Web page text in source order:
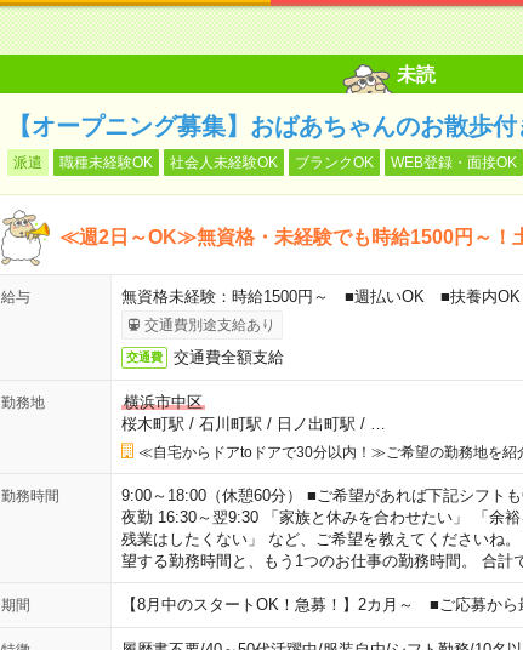
未読
【オープニング募集】おばあちゃんのお散歩
派遣 職種未経験OK 社会人未経験OK ブランクOK WEB登録・面接OK
≪週2日～OK≫無資格・未経験でも時給1500円～！
給与 無資格未経験：時給1500円～ ■週払いOK ■扶養内
交通費別途支給あり
交通費 交通費全額支給
勤務地
横浜市中区
桜木町駅 / 石川町駅 / 日ノ出町駅 /
≪自宅からドアtoドアで30分以内！≫ご希望の勤務地を紹
勤務時間
9:00～18:00（休憩60分） ■ご希望があれば下記シフト
夜勤 16:30～翌9:30 「家族と休みを合わせたい」 「余
残業はしたくない」 など、ご希望を教えてくださいね
望する勤務時間と、もう1つのお仕事の勤務時間。 合計
期間 【8月中のスタートOK！急募！】2カ月～ ■ご応募から